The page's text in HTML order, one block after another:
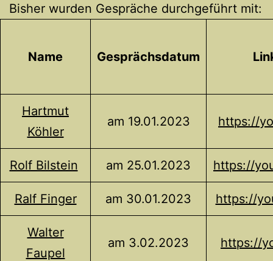
Bisher wurden Gespräche durchgeführt mit:
Name Gesprächsdatum
Hartmut
Köhler
am 19.01.2023 https://
Rolf Bilstein am 25.01.2023 https://
Ralf Finger am 30.01.2023 https://
Walter
Faupel
am 3.02.2023 https://